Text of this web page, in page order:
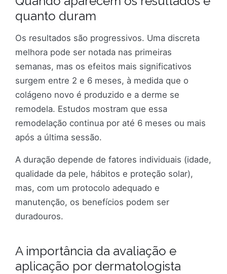
quanto duram
Os resultados são progressivos. Uma discreta
melhora pode ser notada nas primeiras
semanas, mas os efeitos mais significativos
surgem entre 2 e 6 meses, à medida que o
colágeno novo é produzido e a derme se
remodela. Estudos mostram que essa
remodelação continua por até 6 meses ou mais
após a última sessão.
A duração depende de fatores individuais (idade,
qualidade da pele, hábitos e proteção solar),
mas, com um protocolo adequado e
manutenção, os benefícios podem ser
duradouros.
A importância da avaliação e
aplicação por dermatologista